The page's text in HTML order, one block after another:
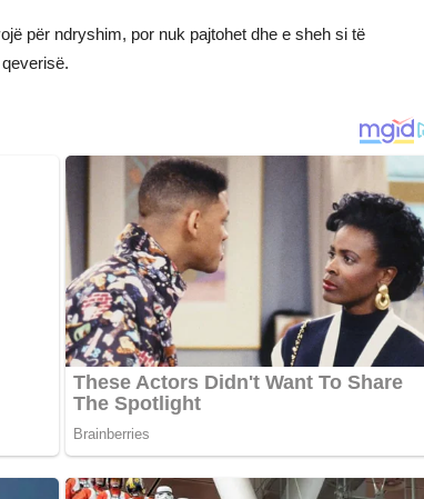
për ndryshim, por nuk pajtohet dhe e sheh si të